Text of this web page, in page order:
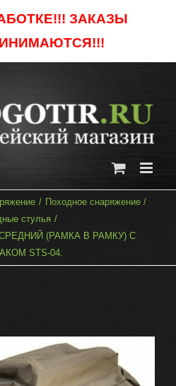
ЗАКАЗЫ
Походное снаряжение
стулья
(РАМКА В РАМКУ) С
STS-04.